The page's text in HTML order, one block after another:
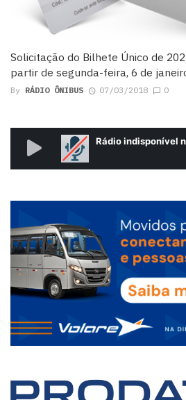
Solicitação do Bilhete Único de
partir de segunda-feira, 6 de
By RÁDIO ÔNIBUS 07/03/2018 0